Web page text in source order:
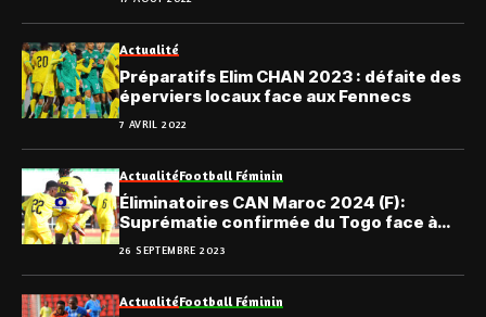
Actualité
Préparatifs Elim CHAN 2023 : défaite des
éperviers locaux face aux Fennecs
7 AVRIL 2022
ActualitéFootball Féminin
Éliminatoires CAN Maroc 2024 (F):
Suprématie confirmée du Togo face à
Djibouti
26 SEPTEMBRE 2023
ActualitéFootball Féminin